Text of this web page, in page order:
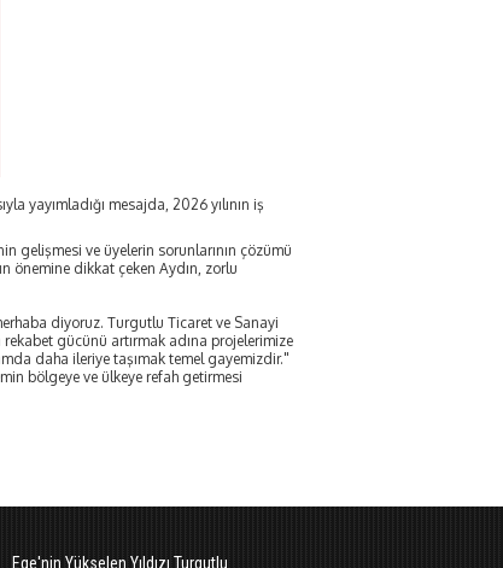
yayımladığı mesajda, 2026 yılının iş
gelişmesi ve üyelerin sorunlarının çözümü
önemine dikkat çeken Aydın, zorlu
diyoruz. Turgutlu Ticaret ve Sanayi
gücünü artırmak adına projelerimize
daha ileriye taşımak temel gayemizdir."
bölgeye ve ülkeye refah getirmesi
Ege'nin Yükselen Yıldızı Turgutlu